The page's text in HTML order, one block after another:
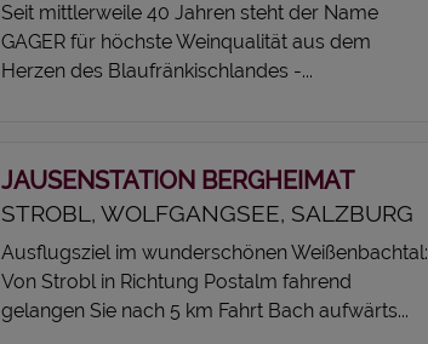
Seit mittlerweile 40 Jahren steht der Name
GAGER für höchste Weinqualität aus dem
Herzen des Blaufränkischlandes -...
JAUSENSTATION BERGHEIMAT
STROBL, WOLFGANGSEE, SALZBURG
Ausflugsziel im wunderschönen Weißenbachtal:
Von Strobl in Richtung Postalm fahrend
gelangen Sie nach 5 km Fahrt Bach aufwärts...